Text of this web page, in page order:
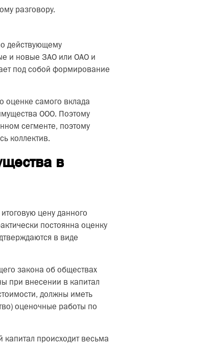
разговору.
действующему
и новые ЗАО или ОАО и
под собой формирование
оценке самого вклада
ООО. Поэтому
сегменте, поэтому
коллектив.
в
цену данного
постоянна оценку
в виде
закона об обществах
при внесении в капитал
должны иметь
оценочные работы по
происходит весьма